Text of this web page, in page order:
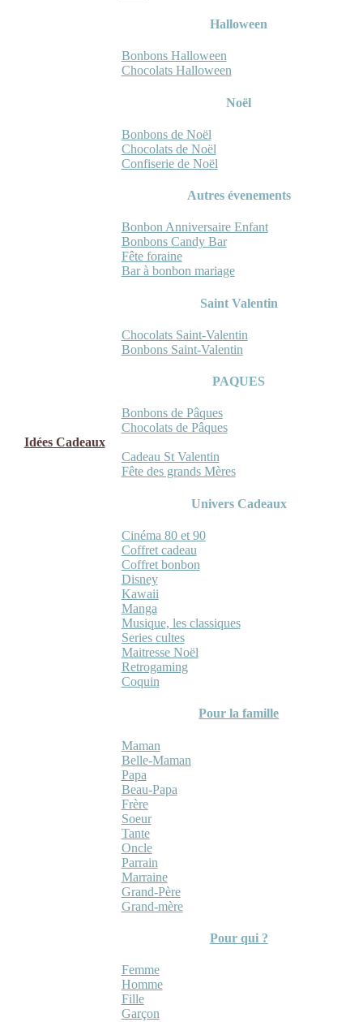
Halloween
Bonbons Halloween
Chocolats Halloween
Noël
Bonbons de Noël
Chocolats de Noël
Confiserie de Noël
Autres évenements
Bonbon Anniversaire Enfant
Bonbons Candy Bar
Fête foraine
Bar à bonbon mariage
Saint Valentin
Chocolats Saint-Valentin
Bonbons Saint-Valentin
PAQUES
Bonbons de Pâques
Chocolats de Pâques
Idées Cadeaux
Cadeau St Valentin
Fête des grands Mères
Univers Cadeaux
Cinéma 80 et 90
Coffret cadeau
Coffret bonbon
Disney
Kawaii
Manga
Musique, les classiques
Series cultes
Maitresse Noël
Retrogaming
Coquin
Pour la famille
Maman
Belle-Maman
Papa
Beau-Papa
Frère
Soeur
Tante
Oncle
Parrain
Marraine
Grand-Père
Grand-mère
Pour qui ?
Femme
Homme
Fille
Garçon